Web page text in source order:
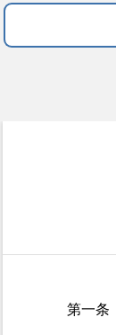
第一条